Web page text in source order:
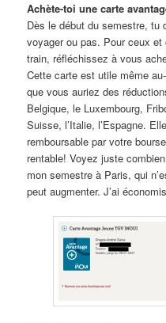
Achète-toi une carte
Dès le début du semestre, tu
voyager ou pas. Pour ceux
train, réfléchissez à vous
Cette carte est utile même
que vous auriez des
Belgique, le Luxembourg,
Suisse, l’Italie, l’Espagne.
remboursable par votre
rentable! Voyez juste
mon semestre à Paris, qui
peut augmenter. J’ai